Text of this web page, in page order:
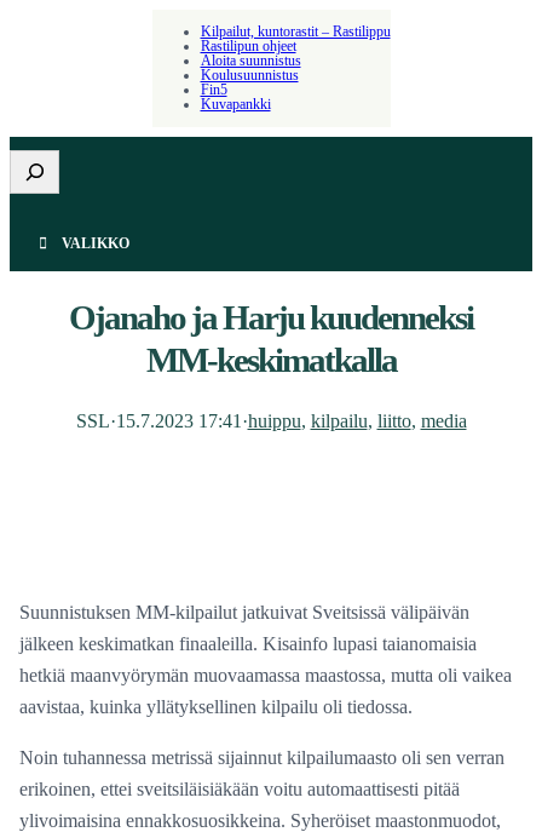
Kilpailut, kuntorastit – Rastilippu
Rastilipun ohjeet
Aloita suunnistus
Koulusuunnistus
Fin5
Kuvapankki
Etsi
VALIKKO
Ojanaho ja Harju kuudenneksi
MM-keskimatkalla
SSL·15.7.2023 17:41·huippu, kilpailu, liitto, media
Suunnistuksen MM-kilpailut jatkuivat Sveitsissä välipäivän
jälkeen keskimatkan finaaleilla. Kisainfo lupasi taianomaisia
hetkiä maanvyörymän muovaamassa maastossa, mutta oli vaikea
aavistaa, kuinka yllätyksellinen kilpailu oli tiedossa.
Noin tuhannessa metrissä sijainnut kilpailumaasto oli sen verran
erikoinen, ettei sveitsiläisiäkään voitu automaattisesti pitää
ylivoimaisina ennakkosuosikkeina. Syheröiset maastonmuodot,